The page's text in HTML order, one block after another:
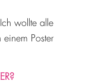
wollte alle
Poster